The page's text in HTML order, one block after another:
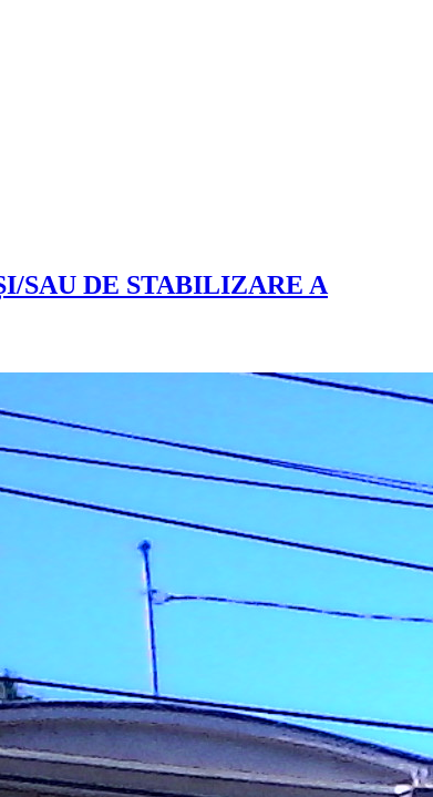
SAU DE STABILIZARE A